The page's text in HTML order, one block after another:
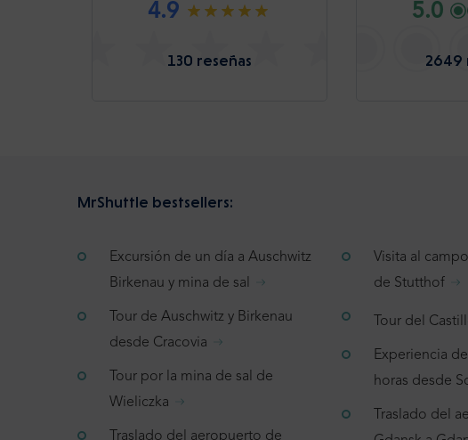
4.9
130 reseñas
5.0
2649
MrShuttle bestsellers:
Excursión de un día a Auschwitz
Birkenau y mina de sal
Tour de Auschwitz y Birkenau
desde Cracovia
Tour por la mina de sal de
Wieliczka
Traslado del aeropuerto de
Visita al
de Stutthof
Tour del
Experiencia
horas desde
Traslado del